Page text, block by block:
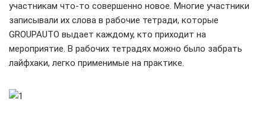
участникам что-то совершенно новое. Многие участники
записывали их слова в рабочие тетради, которые
GROUPAUTO выдает каждому, кто приходит на
мероприятие. В рабочих тетрадях можно было забрать
лайфхаки, легко применимые на практике.